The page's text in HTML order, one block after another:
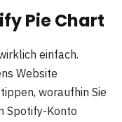
Pie Chart
einfach.
Website
woraufhin Sie
Spotify-Konto